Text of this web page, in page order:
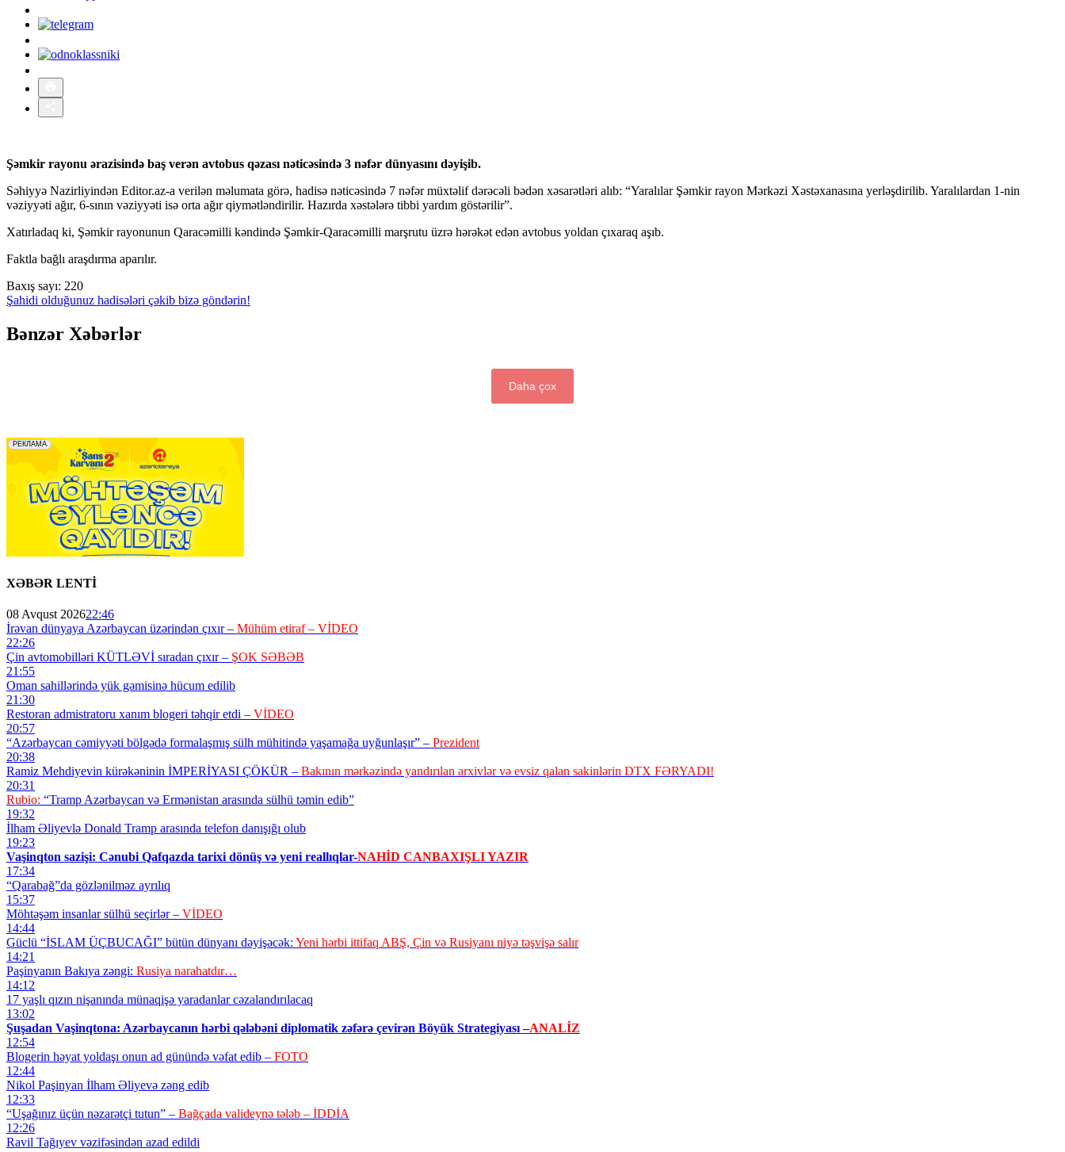
Şəmkir rayonu ərazisində baş verən avtobus qəzası nəticəsində 3 nəfər dünyasını dəyişib.
Səhiyyə Nazirliyindən Editor.az-a verilən məlumata görə, hadisə nəticəsində 7 nəfər müxtəlif dərəcəli bədən xəsarətləri alıb: “Yaralılar Şəmkir rayon Mərkəzi Xəstəxanasına yerləşdirilib. Yaralılardan 1-nin
vəziyyəti ağır, 6-sının vəziyyəti isə orta ağır qiymətləndirilir. Hazırda xəstələrə tibbi yardım göstərilir”.
Xatırladaq ki, Şəmkir rayonunun Qaracəmilli kəndində Şəmkir-Qaracəmilli marşrutu üzrə hərəkət edən avtobus yoldan çıxaraq aşıb.
Faktla bağlı araşdırma aparılır.
Baxış sayı: 220
Şahidi olduğunuz hadisələri çəkib bizə göndərin!
Bənzər Xəbərlər
Daha çox
XƏBƏR LENTİ
08 Avqust 202622:46
İrəvan dünyaya Azərbaycan üzərindən çıxır – Mühüm etiraf – VİDEO
22:26
Çin avtomobilləri KÜTLƏVİ sıradan çıxır – ŞOK SƏBƏB
21:55
Oman sahillərində yük gəmisinə hücum edilib
21:30
Restoran admistratoru xanım blogeri təhqir etdi – VİDEO
20:57
“Azərbaycan cəmiyyəti bölgədə formalaşmış sülh mühitində yaşamağa uyğunlaşır” – Prezident
20:38
Ramiz Mehdiyevin kürəkəninin İMPERİYASI ÇÖKÜR – Bakının mərkəzində yandırılan arxivlər və evsiz qalan sakinlərin DTX FƏRYADI!
20:31
Rubio: “Tramp Azərbaycan və Ermənistan arasında sülhü təmin edib”
19:32
İlham Əliyevlə Donald Tramp arasında telefon danışığı olub
19:23
Vaşinqton sazişi: Cənubi Qafqazda tarixi dönüş və yeni reallıqlar-NAHİD CANBAXIŞLI YAZIR
17:34
“Qarabağ”da gözlənilməz ayrılıq
15:37
Möhtəşəm insanlar sülhü seçirlər – VİDEO
14:44
Güclü “İSLAM ÜÇBUCAĞI” bütün dünyanı dəyişəcək: Yeni hərbi ittifaq ABŞ, Çin və Rusiyanı niyə təşvişə salır
14:21
Paşinyanın Bakıya zəngi: Rusiya narahatdır…
14:12
17 yaşlı qızın nişanında münaqişə yaradanlar cəzalandırılacaq
13:02
Şuşadan Vaşinqtona: Azərbaycanın hərbi qələbəni diplomatik zəfərə çevirən Böyük Strategiyası –ANALİZ
12:54
Blogerin həyat yoldaşı onun ad günündə vəfat edib – FOTO
12:44
Nikol Paşinyan İlham Əliyevə zəng edib
12:33
“Uşağınız üçün nəzarətçi tutun” – Bağçada valideynə tələb – İDDİA
12:26
Ravil Tağıyev vəzifəsindən azad edildi